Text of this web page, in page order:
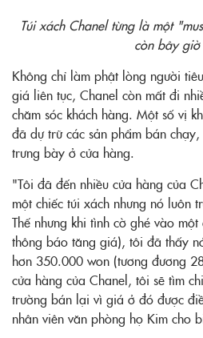
Túi xách Chanel từng là một
còn bây
Không chỉ làm phật lòng người
giá liên tục, Chanel còn mất đi
chăm sóc khách hàng. Một số vị
đã dự trữ các sản phẩm bán
trưng bày ở cửa hàng.
"Tôi đã đến nhiều cửa hàng của
một chiếc túi xách nhưng nó luôn
Thế nhưng khi tình cờ ghé vào
thông báo tăng giá), tôi đã thấy
hơn 350.000 won (tương đương
cửa hàng của Chanel, tôi sẽ tìm
trường bán lại vì giá ở đó được
nhân viên văn phòng họ Kim cho